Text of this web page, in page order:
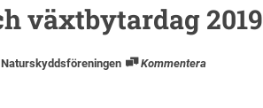
växtbytardag 2019
Kommentera